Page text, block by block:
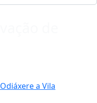
a Vila